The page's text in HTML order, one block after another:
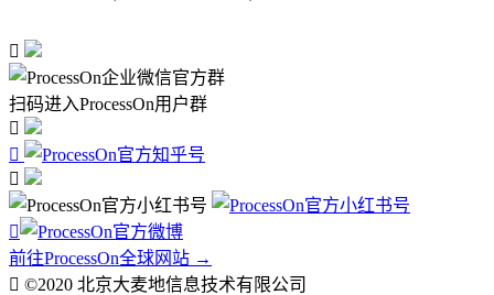

扫码进入ProcessOn用户群




前往ProcessOn全球网站 →
 ©2020 北京大麦地信息技术有限公司